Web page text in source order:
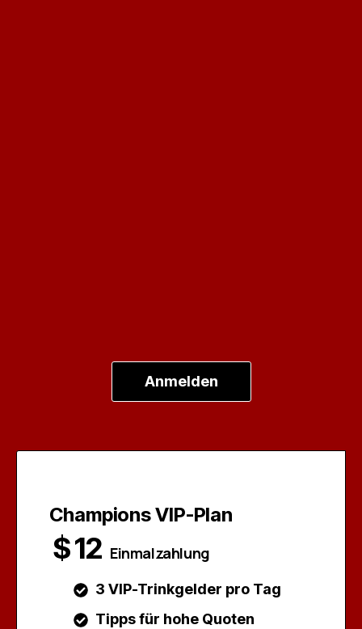
Anmelden
Champions VIP-Plan
$12 Einmalzahlung
3 VIP-Trinkgelder pro Tag
Tipps für hohe Quoten